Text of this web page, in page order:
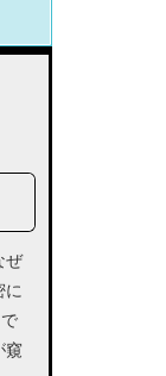
ぜ
に
窺